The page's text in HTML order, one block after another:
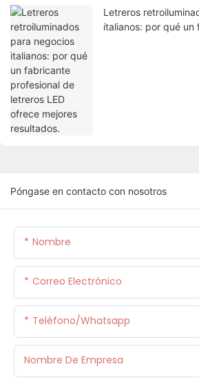
Letreros
italianos: por qué
Póngase en contacto con nosotros
Nombre
Correo Electrónico
Teléfono/whatsapp
Nombre De Empresa